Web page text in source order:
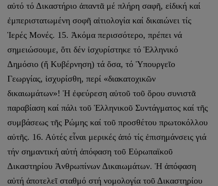
αὐτό τό Δικαστήριο ἀπαντᾶ μέ πλήρη σαφῆ, εἰδική καί
ἐμπεριστατωμένη σοφῆ αἰτιολογία καί δικαιώνει τίς
Ἱερές Μονές. 15. Ἀκόμα περισσότερο, πρέπει νά
σημειώσουμε, ὅτι δέν ἰσχυρίστηκε τό Ἑλληνικό
Δημόσιο (ἤ Κυβέρνηση) τά ὅσα, τό Ὑπουργεῖο
Γεωργίας, ἰσχυρίσθη, περί «διακατοχικῶν
δικαιωμάτων»! Ἡ ἐφεύρεση αὐτοῦ τοῦ ὅρου συνιστᾶ
παραβίαση καί πάλι τοῦ Ἑλληνικοῦ Συντάγματος καί τῆς
συμβάσεως τῆς Ρώμης καί τοῦ προσθέτου πρωτοκόλλου
αὐτῆς. 16. Αὐτές εἶναι μερικές ἀπό τίς ἐπισημάνσεις γιά
τήν σημαντική αὐτή ἀπόφαση τοῦ Εὐρωπαϊκοῦ
Δικαστηρίου Ἀνθρωπίνων Δικαιωμάτων. Ἡ ἀπόφαση
αὐτή ἀποτελεῖ σταθμό στή νομολογία τοῦ Δικαστηρίου